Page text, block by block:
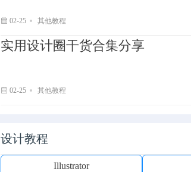
02-25 其他教程
实用设计圈干货合集分享
02-25 其他教程
设计教程
Illustrator